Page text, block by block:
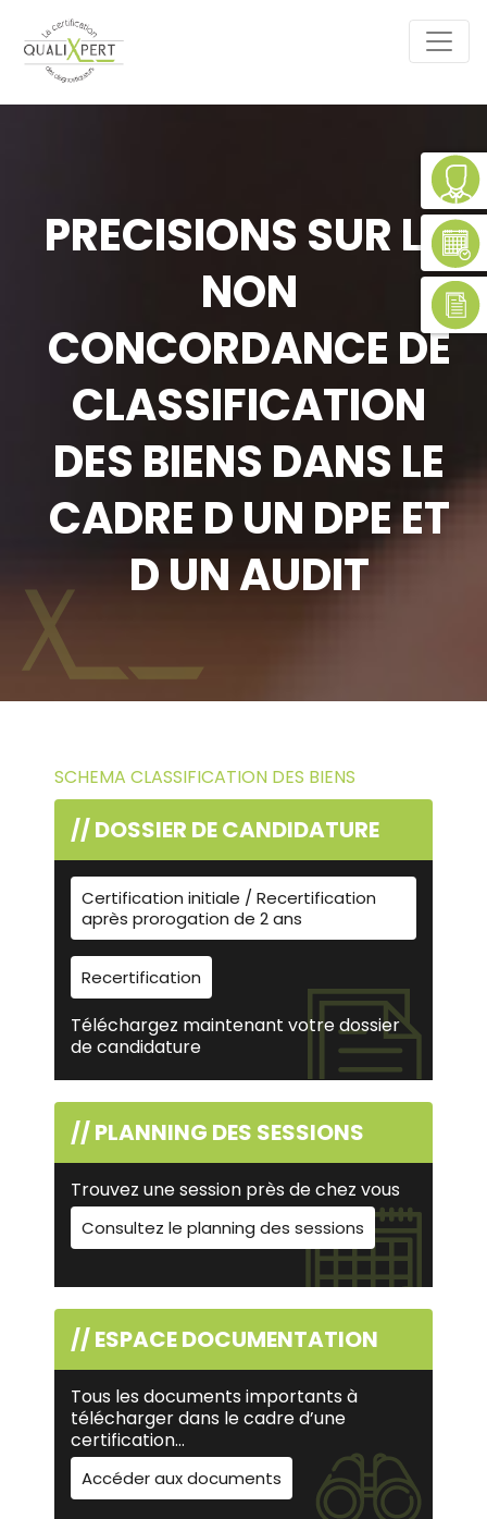
PRECISIONS SUR LA
NON
CONCORDANCE DE
CLASSIFICATION
DES BIENS DANS LE
CADRE D UN DPE ET
D UN AUDIT
SCHEMA CLASSIFICATION DES BIENS
// DOSSIER DE CANDIDATURE
Certification initiale / Recertification
après prorogation de 2 ans
Recertification
Téléchargez maintenant votre dossier
de candidature
// PLANNING DES SESSIONS
Trouvez une session près de chez vous
Consultez le planning des sessions
// ESPACE DOCUMENTATION
Tous les documents importants à
télécharger dans le cadre d’une
certification…
Accéder aux documents